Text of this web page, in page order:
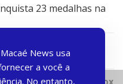
23 medalhas na
Ostras promove
News usa
a você a
No entanto,